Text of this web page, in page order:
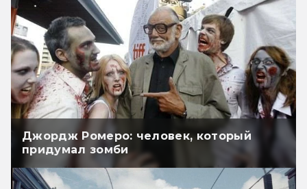
Джордж Ромеро: человек, который
придумал зомби